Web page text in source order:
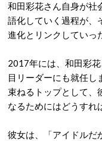
和田彩花さん自身が社
語化していく過程が、
進化とリンクしていっ
2017年には、和田彩
目リーダーにも就任し
束ねるトップとして、
なるためにはどうすれ
彼女は、「アイドルだ